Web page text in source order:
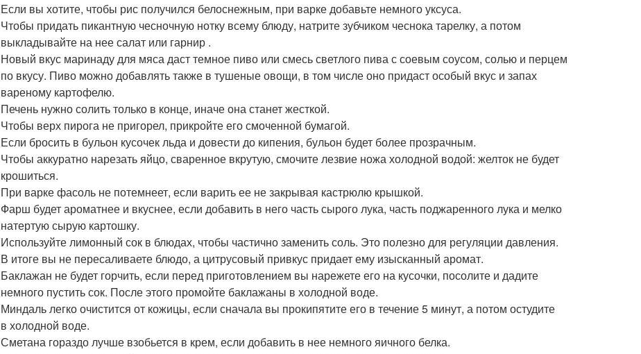
Если вы хотите, чтобы рис получился белоснежным, при варке добавьте немного уксуса.
Чтобы придать пикантную чесночную нотку всему блюду, натрите зубчиком чеснока тарелку, а потом
выкладывайте на нее салат или гарнир .
Новый вкус маринаду для мяса даст темное пиво или смесь светлого пива с соевым соусом, солью и перцем
по вкусу. Пиво можно добавлять также в тушеные овощи, в том числе оно придаст особый вкус и запах
вареному картофелю.
Печень нужно солить только в конце, иначе она станет жесткой.
Чтобы верх пирога не пригорел, прикройте его смоченной бумагой.
Если бросить в бульон кусочек льда и довести до кипения, бульон будет более прозрачным.
Чтобы аккуратно нарезать яйцо, сваренное вкрутую, смочите лезвие ножа холодной водой: желток не будет
крошиться.
При варке фасоль не потемнеет, если варить ее не закрывая кастрюлю крышкой.
Фарш будет ароматнее и вкуснее, если добавить в него часть сырого лука, часть поджаренного лука и мелко
натертую сырую картошку.
Используйте лимонный сок в блюдах, чтобы частично заменить соль. Это полезно для регуляции давления.
В итоге вы не пересаливаете блюдо, а цитрусовый привкус придает ему изысканный аромат.
Баклажан не будет горчить, если перед приготовлением вы нарежете его на кусочки, посолите и дадите
немного пустить сок. После этого промойте баклажаны в холодной воде.
Миндаль легко очистится от кожицы, если сначала вы прокипятите его в течение 5 минут, а потом остудите
в холодной воде.
Сметана гораздо лучше взобьется в крем, если добавить в нее немного яичного белка.